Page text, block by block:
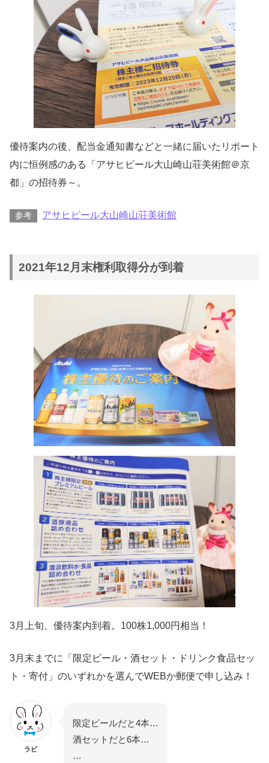
優待案内の後、配当金通知書などと一緒に届いたリポート
内に恒例感のある「アサヒビール大山崎山荘美術館＠京
都」の招待券～。
参考 アサヒビール大山崎山荘美術館
2021年12月末権利取得分が到着
3月上旬、優待案内到着。100株1,000円相当！
3月末までに「限定ビール・酒セット・ドリンク食品セッ
ト・寄付」のいずれかを選んでWEBか郵便で申し込み！
ラビ
限定ビールだと4本…
酒セットだと6本…
…